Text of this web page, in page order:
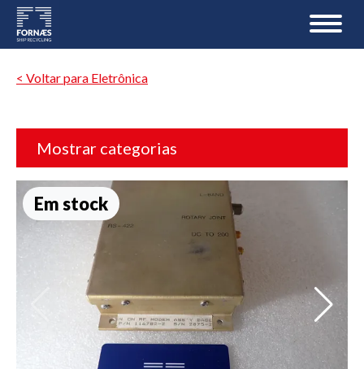
< Voltar para Eletrônica
Mostrar categorias
Em stock